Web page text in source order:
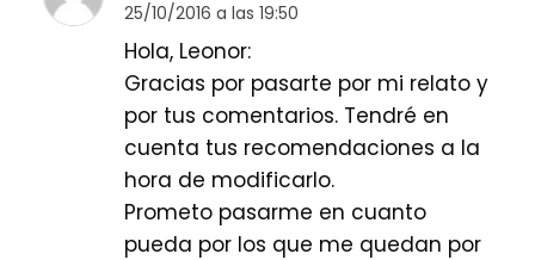
25/10/2016 a las 19:50
Hola, Leonor:
Gracias por pasarte por mi relato y
por tus comentarios. Tendré en
cuenta tus recomendaciones a la
hora de modificarlo.
Prometo pasarme en cuanto
pueda por los que me quedan por